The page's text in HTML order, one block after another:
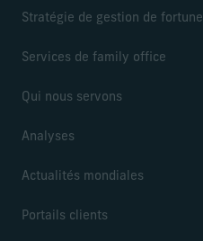
Stratégie de gestion de fortune
Services de family office
Qui nous servons
Analyses
Actualités mondiales
Portails clients